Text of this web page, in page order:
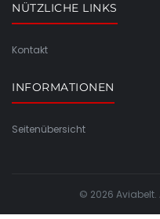
NÜTZLICHE LINKS
Kontakt
INFORMATIONEN
Seitenübersicht
© 2026 Aviabelt.